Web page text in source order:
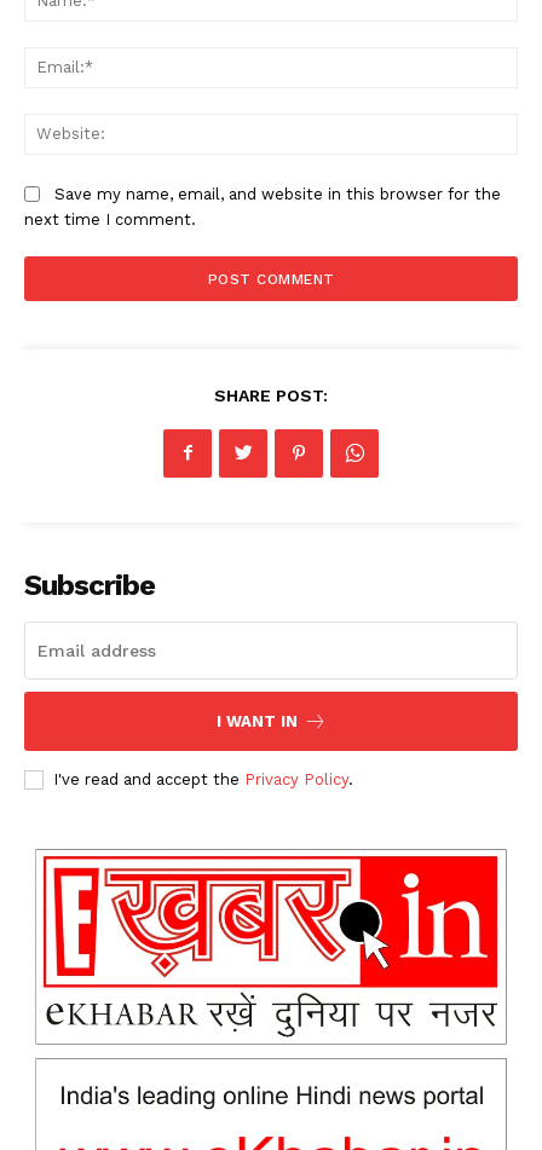
News Week
Magazine PRO
SUBSCRIBE NOW
Save my name, email, and website in this browser for the
next time I comment.
SHARE POST:
Subscribe
I WANT IN
I've read and accept the Privacy Policy.